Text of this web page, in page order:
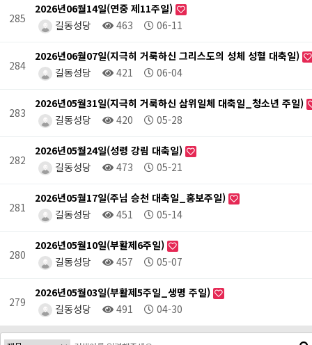
285
2026년06월14일(연중 제11주일)
길동성당
463 06-11
284
2026년06월07일(지극히 거룩하신 그리스도의 성체 성혈 대축일)
길동성당
421 06-04
283
2026년05월31일(지극히 거룩하신 삼위일체 대축일_청소년 주일)
길동성당
420 05-28
282
2026년05월24일(성령 강림 대축일)
길동성당
473 05-21
281
2026년05월17일(주님 승천 대축일_홍보주일)
길동성당
451 05-14
280
2026년05월10일(부활제6주일)
길동성당
457 05-07
279
2026년05월03일(부활제5주일_생명 주일)
길동성당
491 04-30